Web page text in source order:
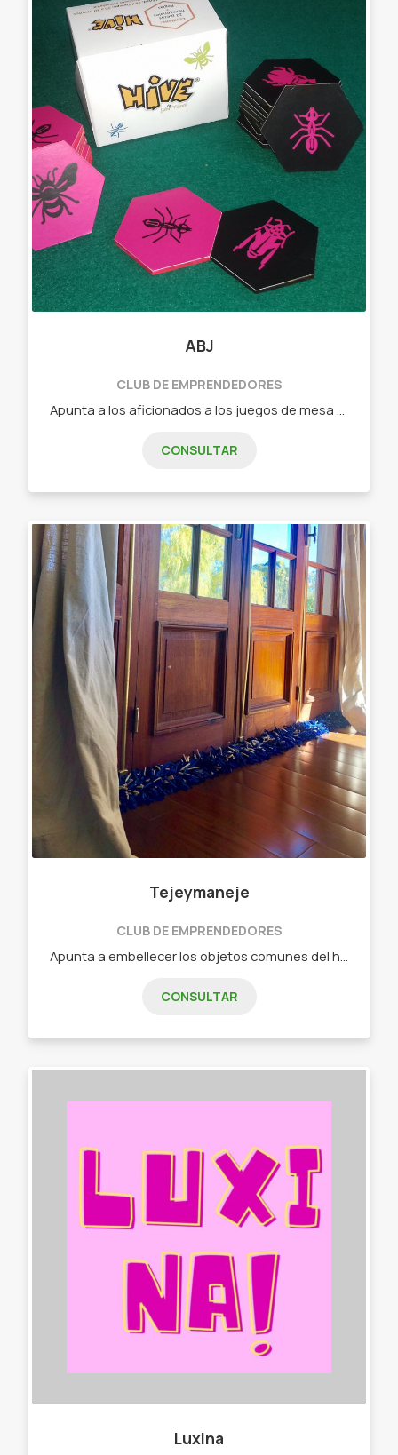
ABJ
CLUB DE EMPRENDEDORES
CONSULTAR
Tejeymaneje
CLUB DE EMPRENDEDORES
CONSULTAR
Luxina